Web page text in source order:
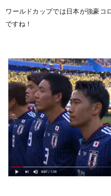
ワールドカップでは日本が強豪コ
ですね！